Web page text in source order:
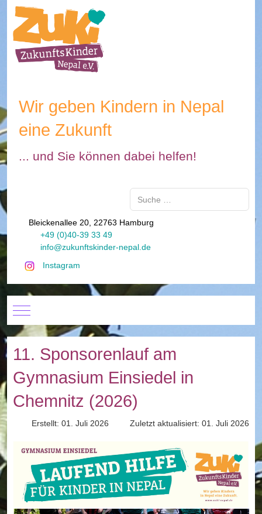
Wir geben Kindern in Nepal
eine Zukunft
... und Sie können dabei helfen!
Bleickenallee 20, 22763 Hamburg
+49 (0)40-39 33 49
info@zukunftskinder-nepal.de
Instagram
Mobile Menu Toggle
11. Sponsorenlauf am
Gymnasium Einsiedel in
Chemnitz (2026)
Erstellt: 01. Juli 2026 Zuletzt aktualisiert: 01. Juli 2026